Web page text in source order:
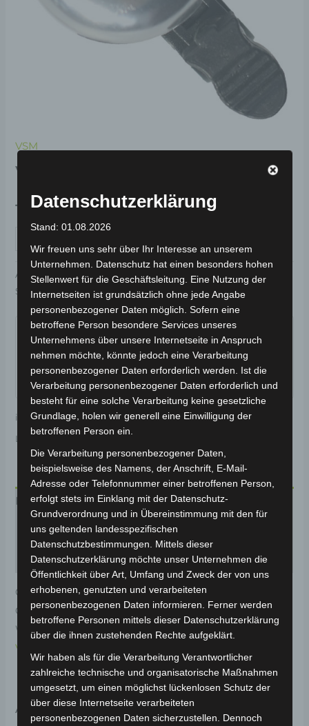
VSM
VSM HUPE/ KLINGEL
19,00€ *
Artikelnummer: 3H203-5010A-00 Kategorie: VSM
Schlagwort:Elektrik & Beleuchtung
Garantiert sicherer Checkout
inkl. 19 % MwSt.Kostenloser Versand
Lieferzeit:
Beschreibung
Produktsicherheit
Rezensionen (0)
Original-Ersatzteil für den Elektro-Scooter VSM.
Glocke für optimale Funktionalität und Haltbarkeit.
Weitere Informationen zum Fahrzeug findest du hier:
Volta Motor Elektro-Scooter VSM
Ähnliche Produkte
Datenschutzerklärung
Stand: 01.08.2026
Wir freuen uns sehr über Ihr Interesse an unserem
Unternehmen. Datenschutz hat einen besonders hohen
Stellenwert für die Geschäftsleitung. Eine Nutzung der
Internetseiten ist grundsätzlich ohne jede Angabe
personenbezogener Daten möglich. Sofern eine
betroffene Person besondere Services unseres
Unternehmens über unsere Internetseite in Anspruch
nehmen möchte, könnte jedoch eine Verarbeitung
personenbezogener Daten erforderlich werden. Ist die
Verarbeitung personenbezogener Daten erforderlich und
besteht für eine solche Verarbeitung keine gesetzliche
Grundlage, holen wir generell eine Einwilligung der
betroffenen Person ein.
Die Verarbeitung personenbezogener Daten,
beispielsweise des Namens, der Anschrift, E-Mail-
Adresse oder Telefonnummer einer betroffenen Person,
erfolgt stets im Einklang mit der Datenschutz-
Grundverordnung und in Übereinstimmung mit den für
uns geltenden landesspezifischen
Datenschutzbestimmungen. Mittels dieser
Datenschutzerklärung möchte unser Unternehmen die
Öffentlichkeit über Art, Umfang und Zweck der von uns
erhobenen, genutzten und verarbeiteten
personenbezogenen Daten informieren. Ferner werden
betroffene Personen mittels dieser Datenschutzerklärung
über die ihnen zustehenden Rechte aufgeklärt.
Wir haben als für die Verarbeitung Verantwortlicher
zahlreiche technische und organisatorische Maßnahmen
umgesetzt, um einen möglichst lückenlosen Schutz der
über diese Internetseite verarbeiteten
personenbezogenen Daten sicherzustellen. Dennoch